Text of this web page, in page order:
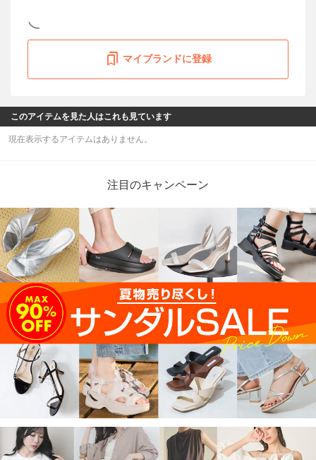
マイブランドに登録
このアイテムを見た人はこれも見ています
現在表示するアイテムはありません。
注目のキャンペーン